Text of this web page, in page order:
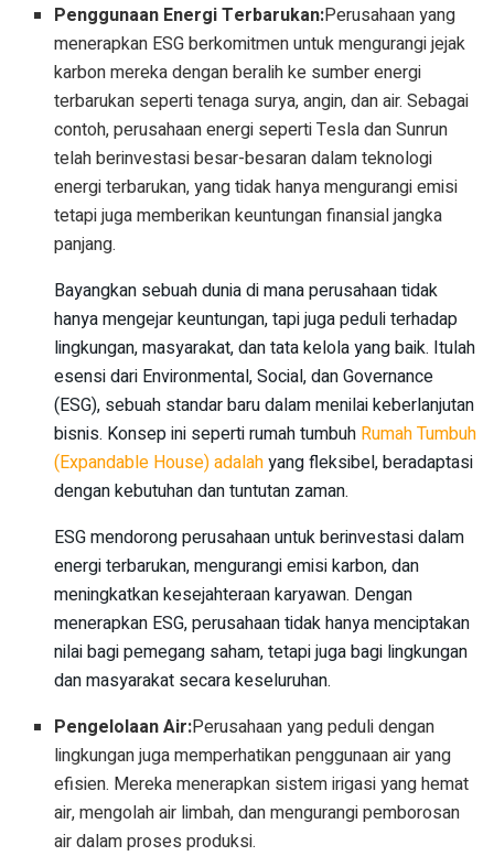
Penggunaan Energi Terbarukan:Perusahaan yang
menerapkan ESG berkomitmen untuk mengurangi jejak
karbon mereka dengan beralih ke sumber energi
terbarukan seperti tenaga surya, angin, dan air. Sebagai
contoh, perusahaan energi seperti Tesla dan Sunrun
telah berinvestasi besar-besaran dalam teknologi
energi terbarukan, yang tidak hanya mengurangi emisi
tetapi juga memberikan keuntungan finansial jangka
panjang.
Bayangkan sebuah dunia di mana perusahaan tidak
hanya mengejar keuntungan, tapi juga peduli terhadap
lingkungan, masyarakat, dan tata kelola yang baik. Itulah
esensi dari Environmental, Social, dan Governance
(ESG), sebuah standar baru dalam menilai keberlanjutan
bisnis. Konsep ini seperti rumah tumbuh Rumah Tumbuh
(Expandable House) adalahyang fleksibel, beradaptasi
dengan kebutuhan dan tuntutan zaman.
ESG mendorong perusahaan untuk berinvestasi dalam
energi terbarukan, mengurangi emisi karbon, dan
meningkatkan kesejahteraan karyawan. Dengan
menerapkan ESG, perusahaan tidak hanya menciptakan
nilai bagi pemegang saham, tetapi juga bagi lingkungan
dan masyarakat secara keseluruhan.
Pengelolaan Air:Perusahaan yang peduli dengan
lingkungan juga memperhatikan penggunaan air yang
efisien. Mereka menerapkan sistem irigasi yang hemat
air, mengolah air limbah, dan mengurangi pemborosan
air dalam proses produksi.